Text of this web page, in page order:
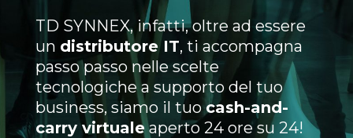
TD SYNNEX, infatti, oltre ad essere
un distributore IT, ti accompagna
passo passo nelle scelte
tecnologiche a supporto del tuo
business, siamo il tuocash-and-
carry virtualeaperto 24 ore su 24!